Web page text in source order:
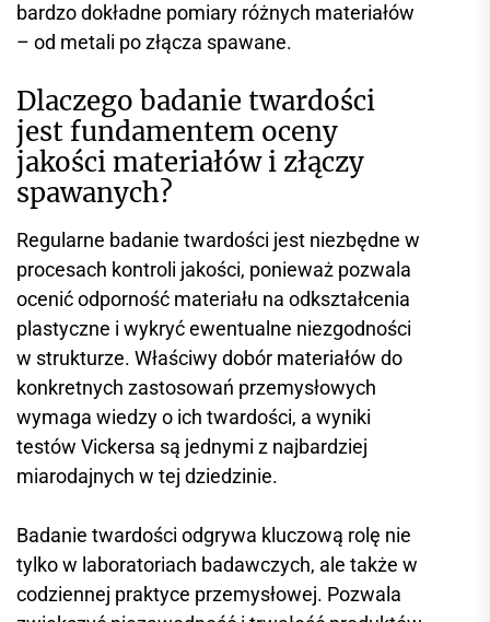
bardzo dokładne pomiary różnych materiałów
– od metali po złącza spawane.
Dlaczego badanie twardości
jest fundamentem oceny
jakości materiałów i złączy
spawanych?
Regularne badanie twardości jest niezbędne w
procesach kontroli jakości, ponieważ pozwala
ocenić odporność materiału na odkształcenia
plastyczne i wykryć ewentualne niezgodności
w strukturze. Właściwy dobór materiałów do
konkretnych zastosowań przemysłowych
wymaga wiedzy o ich twardości, a wyniki
testów Vickersa są jednymi z najbardziej
miarodajnych w tej dziedzinie.
Badanie twardości odgrywa kluczową rolę nie
tylko w laboratoriach badawczych, ale także w
codziennej praktyce przemysłowej. Pozwala